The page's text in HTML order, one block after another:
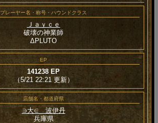
プレーヤー名・称号・ハウンドクラス
Ｊａｙｃｅ
破壊の神業師
ΔPLUTO
EP
141238 EP
（5/21 22:21 更新）
店舗名・都道府県
∋大∈ 波伊丹
兵庫県